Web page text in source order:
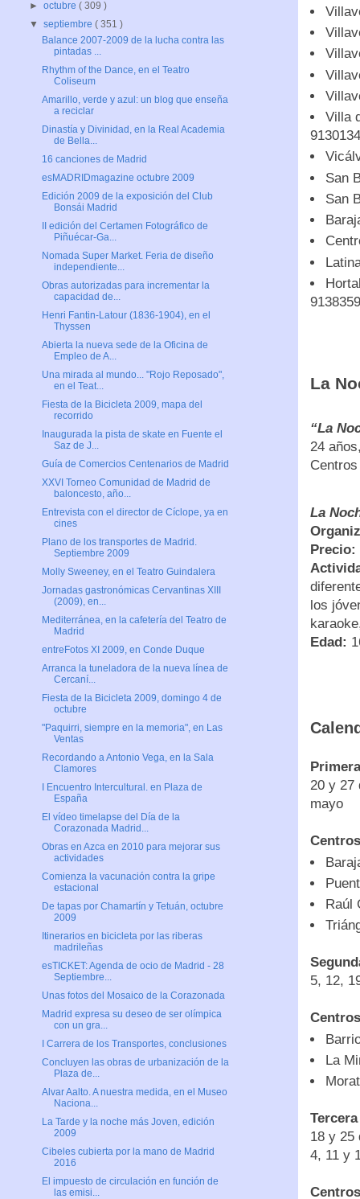
Villa
San
San
La
“La
24
La
Precio:
los
Edad:
20 y 27
mayo
Raúl
5, 12,
La
18 y 25
4, 11 y
►octubre( 309 )
▼septiembre( 351 )
Balance 2007-2009 de la lucha contra las
pintadas ...
Rhythm of the Dance, en el Teatro
Coliseum
Amarillo, verde y azul: un blog que enseña
a reciclar
Dinastía y Divinidad, en la Real Academia
de Bella...
16 canciones de Madrid
esMADRIDmagazine octubre 2009
Edición 2009 de la exposición del Club
Bonsái Madrid
II edición del Certamen Fotográfico de
Piñuécar-Ga...
Nomada Super Market. Feria de diseño
independiente...
Obras autorizadas para incrementar la
capacidad de...
Henri Fantin-Latour (1836-1904), en el
Thyssen
Abierta la nueva sede de la Oficina de
Empleo de A...
Una mirada al mundo... "Rojo Reposado",
en el Teat...
Fiesta de la Bicicleta 2009, mapa del
recorrido
Inaugurada la pista de skate en Fuente el
Saz de J...
Guía de Comercios Centenarios de Madrid
XXVI Torneo Comunidad de Madrid de
baloncesto, año...
Entrevista con el director de Cíclope, ya en
cines
Plano de los transportes de Madrid.
Septiembre 2009
Molly Sweeney, en el Teatro Guindalera
Jornadas gastronómicas Cervantinas XIII
(2009), en...
Mediterránea, en la cafetería del Teatro de
Madrid
entreFotos XI 2009, en Conde Duque
Arranca la tuneladora de la nueva línea de
Cercaní...
Fiesta de la Bicicleta 2009, domingo 4 de
octubre
"Paquirri, siempre en la memoria", en Las
Ventas
Recordando a Antonio Vega, en la Sala
Clamores
I Encuentro Intercultural. en Plaza de
España
El vídeo timelapse del Día de la
Corazonada Madrid...
Obras en Azca en 2010 para mejorar sus
actividades
Comienza la vacunación contra la gripe
estacional
De tapas por Chamartín y Tetuán, octubre
2009
Itinerarios en bicicleta por las riberas
madrileñas
esTICKET: Agenda de ocio de Madrid - 28
Septiembre...
Unas fotos del Mosaico de la Corazonada
Madrid expresa su deseo de ser olímpica
con un gra...
I Carrera de los Transportes, conclusiones
Concluyen las obras de urbanización de la
Plaza de...
Alvar Aalto. A nuestra medida, en el Museo
Naciona...
La Tarde y la noche más Joven, edición
2009
Cibeles cubierta por la mano de Madrid
2016
El impuesto de circulación en función de
las emisi...